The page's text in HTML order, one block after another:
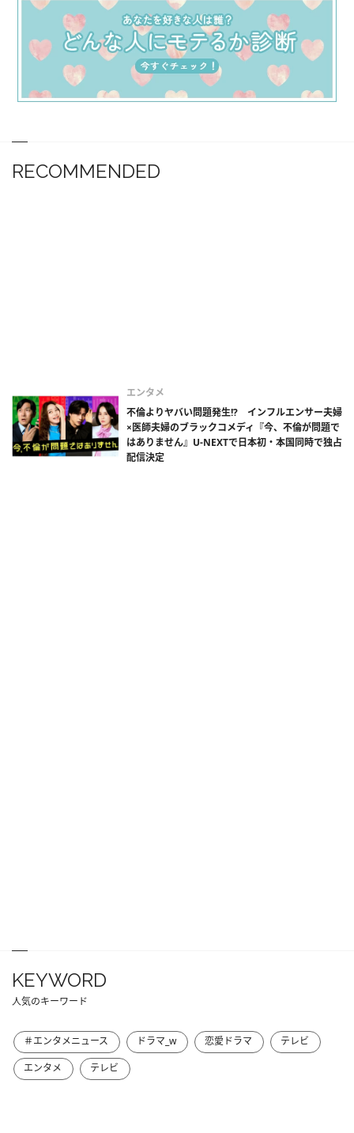
RECOMMENDED
エンタメ
不倫よりヤバい問題発生!? インフルエンサー夫婦
×医師夫婦のブラックコメディ『今、不倫が問題で
はありません』U-NEXTで日本初・本国同時で独占
配信決定
KEYWORD
人気のキーワード
＃エンタメニュース ドラマ_w 恋愛ドラマ
テレビ
エンタメ
テレビ